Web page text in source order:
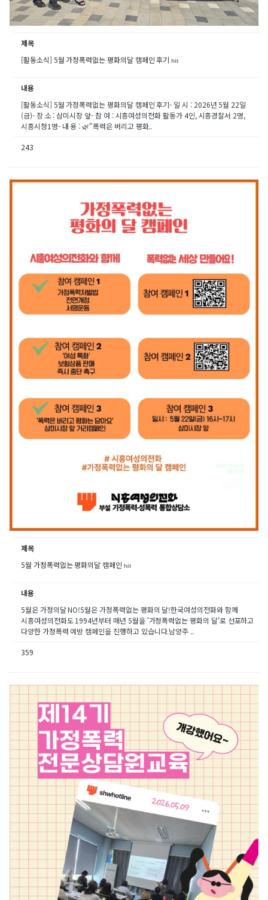
제목
[활동소식] 5월 가정폭력없는 평화의달 캠페인 후기hit
내용
[활동소식] 5월 가정폭력없는 평화의달 캠페인 후기- 일 시 : 2026년 5월 22일
(금)- 장 소 : 삼미시장 앞- 참 여 : 시흥여성의전화 활동가 4인, 시흥경찰서 2명,
시흥시청1명- 내 용 : 🌿"폭력은 버리고 평화..
243
제목
5월 가정폭력없는 평화의달 캠페인 hit
내용
5월은 가정의달 NO!5월은 가정폭력없는 평화의 달!한국여성의전화와 함께
시흥여성의전화도 1994년부터 매년 5월을 '가정폭력없는 평화의 달'로 선포하고
다양한 가정폭력 예방 캠페인을 진행하고 있습니다.남양주 ..
359